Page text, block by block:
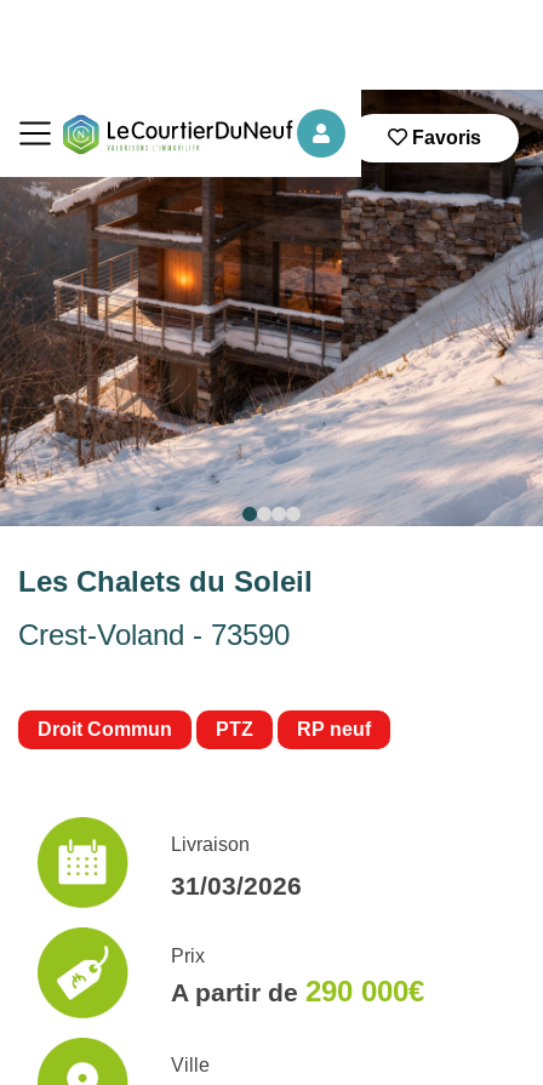
Favoris
Les Chalets du Soleil
Crest-Voland - 73590
Droit Commun PTZ RP neuf
Livraison
31/03/2026
Prix
A partir de 290 000€
Ville